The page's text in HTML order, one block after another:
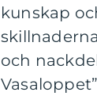
kunskap
och